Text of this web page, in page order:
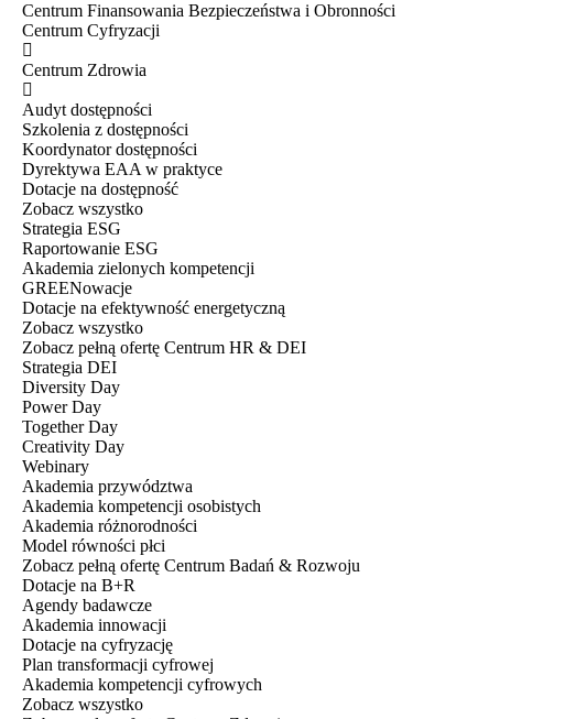
Centrum Finansowania Bezpieczeństwa i Obronności
Centrum Cyfryzacji
Centrum Zdrowia
Audyt dostępności
Szkolenia z dostępności
Koordynator dostępności
Dyrektywa EAA w praktyce
Dotacje na dostępność
Zobacz wszystko
Strategia ESG
Raportowanie ESG
Akademia zielonych kompetencji
GREENowacje
Dotacje na efektywność energetyczną
Zobacz wszystko
Zobacz pełną ofertę Centrum HR & DEI
Strategia DEI
Diversity Day
Power Day
Together Day
Creativity Day
Webinary
Akademia przywództwa
Akademia kompetencji osobistych
Akademia różnorodności
Model równości płci
Zobacz pełną ofertę Centrum Badań & Rozwoju
Dotacje na B+R
Agendy badawcze
Akademia innowacji
Dotacje na cyfryzację
Plan transformacji cyfrowej
Akademia kompetencji cyfrowych
Zobacz wszystko